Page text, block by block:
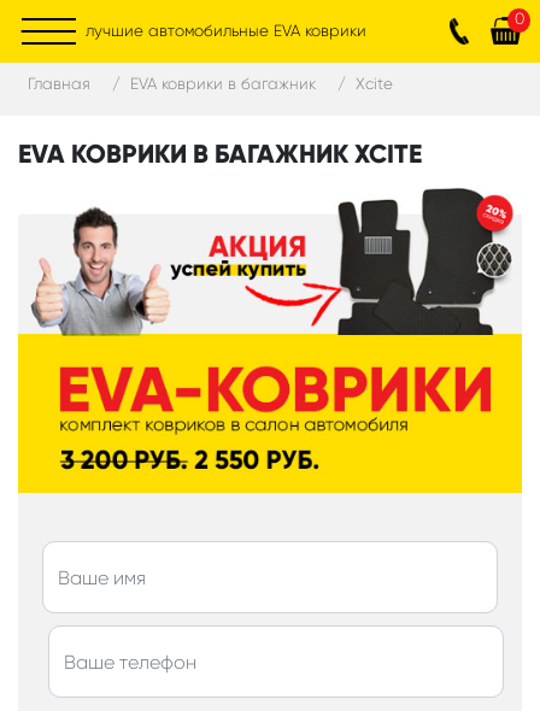
лучшие автомобильные EVA коврики
0
Главная EVA коврики в багажник Xcite
EVA КОВРИКИ В БАГАЖНИК XCITE